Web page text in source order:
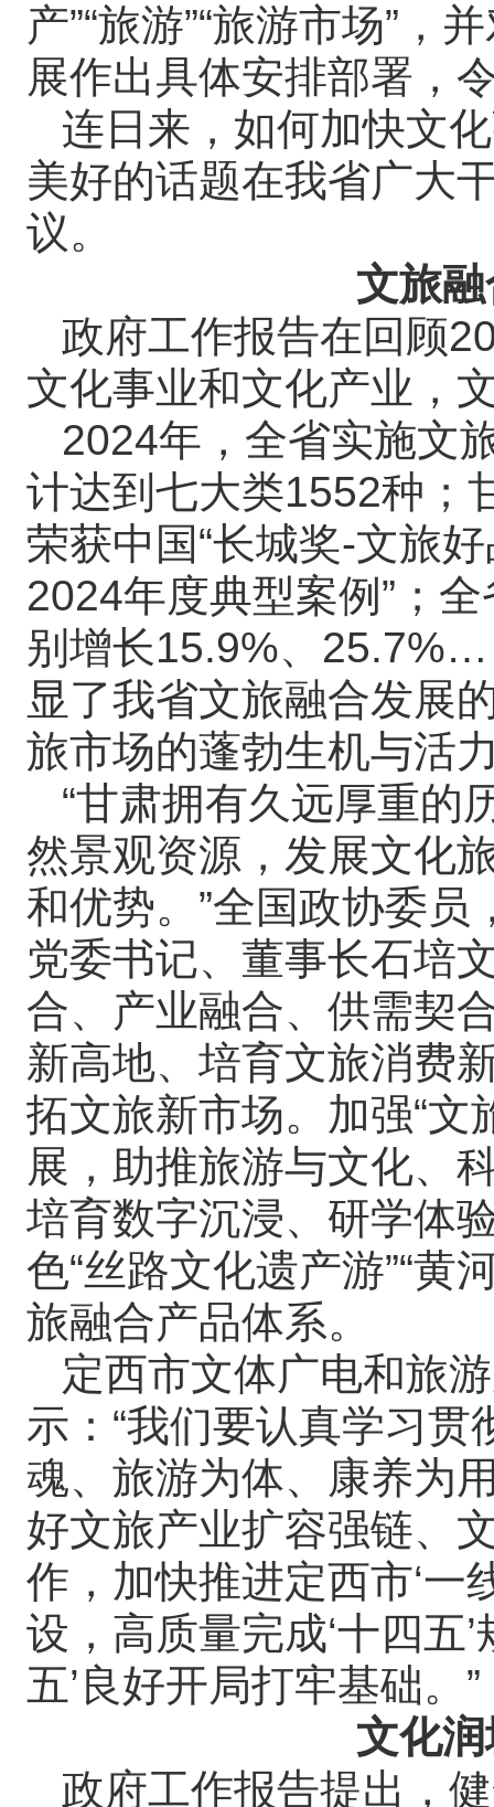
产”“旅游”“旅游市场”，
展作出具体安排部署，
连日来，如何加快文
美好的话题在我省广大
议。
文旅
政府工作报告在回顾
文化事业和文化产业，
2024年，全省实施文
计达到七大类1552种；
荣获中国“长城奖-文旅
2024年度典型案例”；
别增长15.9%、
显了我省文旅融合发展
旅市场的蓬勃生机与活
“甘肃拥有久远厚重的
然景观资源，发展文化
和优势。”全国政协委
党委书记、董事长石培
合、产业融合、供需契
新高地、培育文旅消费
拓文旅新市场。加强“文
展，助推旅游与文化、
培育数字沉浸、研学体
色“丝路文化遗产游”“黄
旅融合产品体系。
定西市文体广电和旅
示：“我们要认真学习贯
魂、旅游为体、康养为
好文旅产业扩容强链、
作，加快推进定西市‘一
设，高质量完成‘十四五
五’良好开局打牢基础。”
文化
政府工作报告提出，